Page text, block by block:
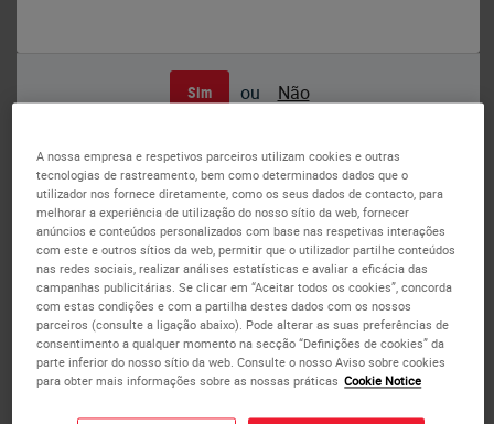
Sim ou Não
Parafina para meio de inclusão
EM-400
A nossa empresa e respetivos parceiros utilizam cookies e outras
tecnologias de rastreamento, bem como determinados dados que o
utilizador nos fornece diretamente, como os seus dados de contacto, para
melhorar a experiência de utilização do nosso sítio da web, fornecer
anúncios e conteúdos personalizados com base nas respetivas interações
com este e outros sítios da web, permitir que o utilizador partilhe conteúdos
nas redes sociais, realizar análises estatísticas e avaliar a eficácia das
campanhas publicitárias. Se clicar em “Aceitar todos os cookies”, concorda
com estas condições e com a partilha destes dados com os nossos
parceiros (consulte a ligação abaixo). Pode alterar as suas preferências de
consentimento a qualquer momento na secção “Definições de cookies” da
parte inferior do nosso sítio da web. Consulte o nosso Aviso sobre cookies
para obter mais informações sobre as nossas práticas Cookie Notice